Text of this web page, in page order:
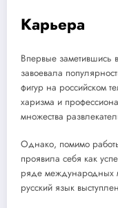
Карьера
Впервые заметившись
завоевала
фигур на российском
харизма и
множества
Однако, помимо
проявила себя как
ряде международных
русский язык